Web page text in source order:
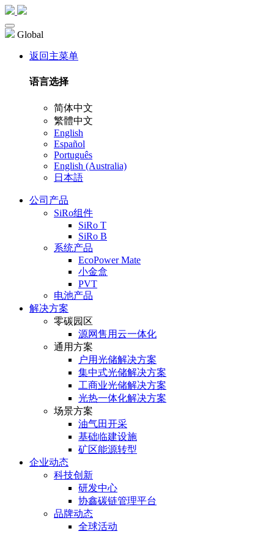
Global
返回主菜单
语言选择
简体中文
繁體中文
English
Español
Português
English (Australia)
日本語
公司产品
SiRo组件
SiRo T
SiRo B
系统产品
EcoPower Mate
小金盒
PVT
电池产品
解决方案
零碳园区
源网售用云一体化
通用方案
户⽤光储解决⽅案
集中式光储解决⽅案
⼯商业光储解决⽅案
光热⼀体化解决⽅案
场景方案
油气田开采
基础临建设施
矿区能源转型
企业动态
科技创新
研发中心
协鑫碳链管理平台
品牌动态
全球活动